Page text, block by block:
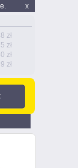
x
zł
zł
zł
zł